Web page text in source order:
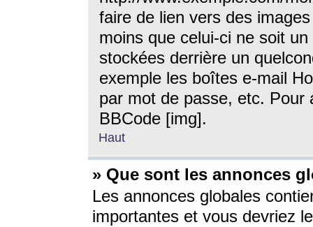
faire de lien vers des
moins que celui-ci ne soit
stockées derrière un
exemple les boîtes e-mail
par mot de passe, etc. Pour
BBCode [img].
Haut
» Que sont les annonces
Les annonces globales
importantes et vous devriez